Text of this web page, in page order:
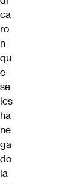
ca
ro
n
qu
e
se
les
ha
ne
ga
do
la